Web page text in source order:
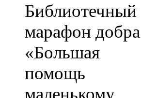
Библиотечный
марафон добра
«Большая
помощь
маленькому